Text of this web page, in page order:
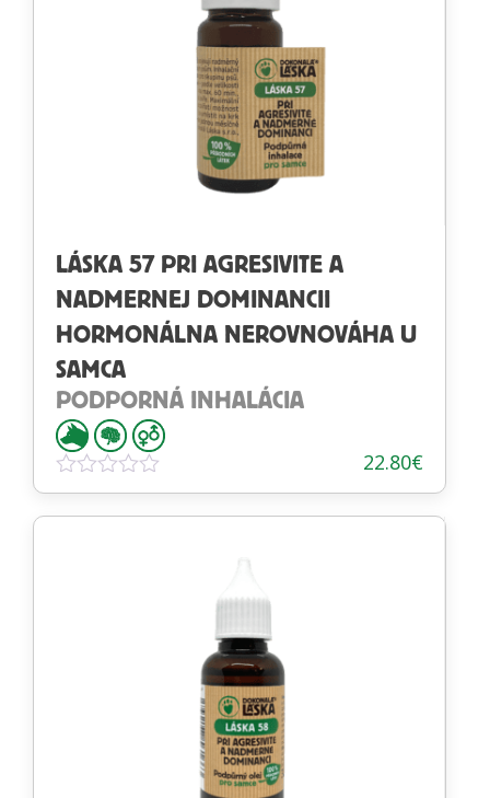
LÁSKA 57 PRI AGRESIVITE A
NADMERNEJ DOMINANCII
HORMONÁLNA NEROVNOVÁHA U
SAMCA
PODPORNÁ INHALÁCIA
Hodnotenie
0
22.80€